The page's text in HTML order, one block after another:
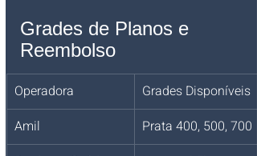
Grades de Planos e
Reembolso
Operadora
Grades Disponíveis
Amil
Prata 400, 500, 700